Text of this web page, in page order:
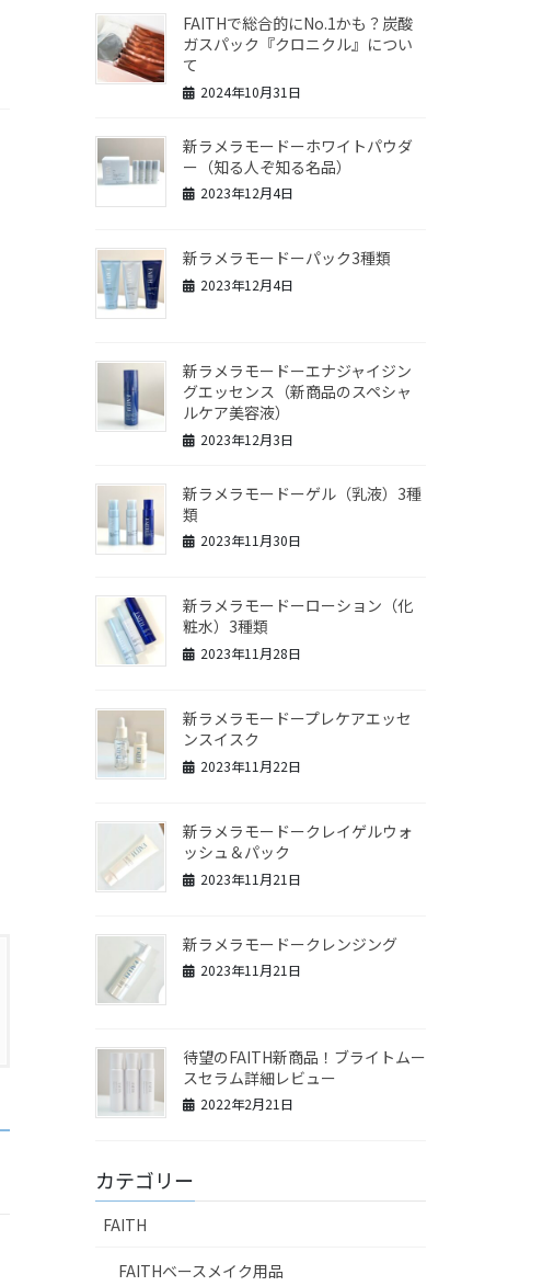
FAITHで総合的にNo.1かも？炭酸
ガスパック『クロニクル』につい
て
2024年10月31日
新ラメラモードーホワイトパウダ
ー（知る人ぞ知る名品）
2023年12月4日
新ラメラモードーパック3種類
2023年12月4日
新ラメラモードーエナジャイジン
グエッセンス（新商品のスペシャ
ルケア美容液）
2023年12月3日
新ラメラモードーゲル（乳液）3種
類
2023年11月30日
新ラメラモードーローション（化
粧水）3種類
2023年11月28日
新ラメラモードープレケアエッセ
ンスイスク
2023年11月22日
新ラメラモードークレイゲルウォ
ッシュ＆パック
2023年11月21日
新ラメラモードークレンジング
2023年11月21日
待望のFAITH新商品！ブライトムー
スセラム詳細レビュー
2022年2月21日
カテゴリー
FAITH
FAITHベースメイク用品